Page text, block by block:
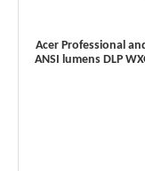
Acer Professional
ANSI lumens DLP